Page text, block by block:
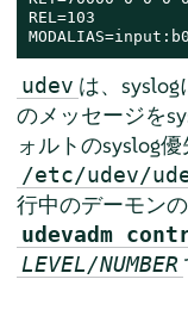
REL=103
udev は、
のメッセージを
ォルトのsyslog優
/etc/udev/
行中のデーモン
udevadm
LEVEL/NUMBER